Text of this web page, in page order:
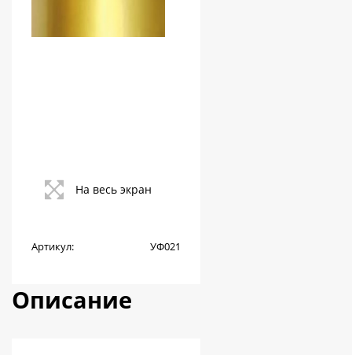
На весь экран
Артикул: УФ021
Описание